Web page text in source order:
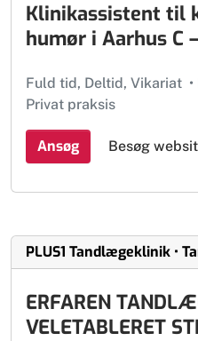
Klinikassistent til
humør i Aarhus C
Fuld tid, Deltid, Vikariat •
Privat praksis
Ansøg Besøg
PLUS1 Tandlægeklinik •
ERFAREN
VELETABLERET